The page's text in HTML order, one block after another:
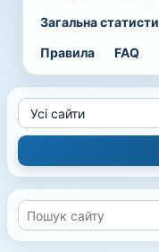
Загальна
Правила
FAQ